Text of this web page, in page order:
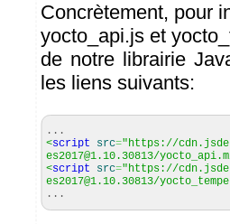
Concrètement, pour
yocto_api.js et
de notre librairie
les liens suivants:
...
<script src="https://
es2017@1.10.30813/
<script src="https://
es2017@1.10.30813/
...